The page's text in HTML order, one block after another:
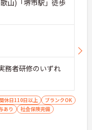
山)「堺市駅」徒歩
務者研修のいずれ
休日110日以上
ブランクOK
あり
社会保険完備